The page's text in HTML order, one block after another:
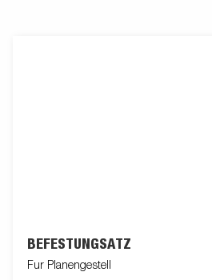
BEFESTUNGSATZ
Fur Planengestell